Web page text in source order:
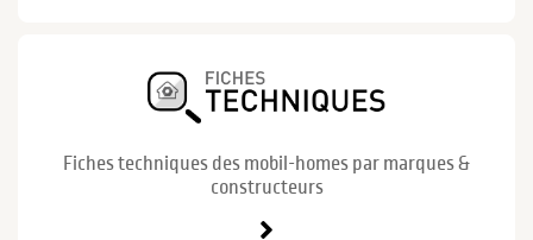
Fiches techniques des mobil-homes par marques &
constructeurs